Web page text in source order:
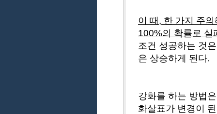
이 때, 한 가지 주
100%의 확률로 실
조건 성공하는 것
은 상승하게 된다.
강화를 하는 방법
화살표가 변경이